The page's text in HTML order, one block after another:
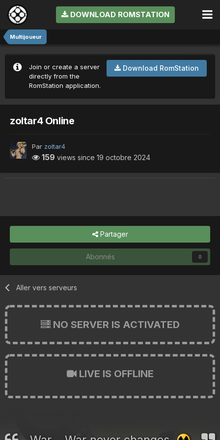
DOWNLOAD ROMSTATION
Multijoueur
Download RomStation
Join or create a server
directly from the
RomStation application.
zoltar4 Online
Par zoltar4
159 views since 19 octobre 2024
Partager
Abonnés 0
Aller vers serveurs
NO SERVER IS ACTIVATED
LIVE IS OFFLINE